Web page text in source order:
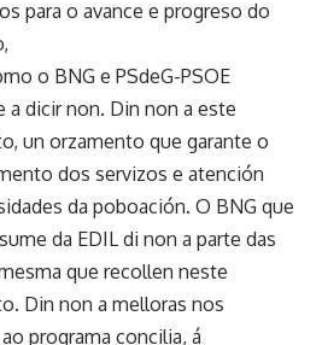
para o avance e progreso do
o BNG e PSdeG-PSOE
a dicir non. Din non a este
un orzamento que garante o
dos servizos e atención
da poboación. O BNG que
da EDIL di non a parte das
que recollen neste
Din non a melloras nos
programa concilia, á